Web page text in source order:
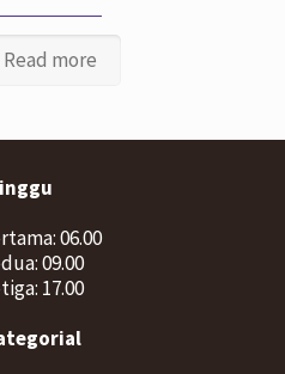
Read more
06.00
09.00
17.00